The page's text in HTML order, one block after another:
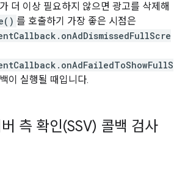
더 이상 필요하지 않으면 광고를 삭제해
를 호출하기 가장 좋은 시점은
이 실행될 때입니다.
측 확인(SSV) 콜백 검사